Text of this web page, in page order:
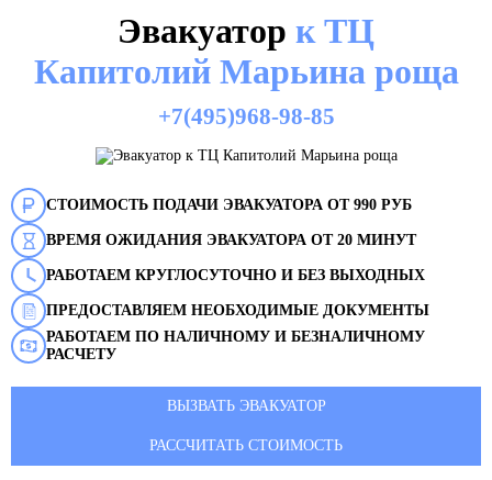
Эвакуатор к ТЦ
Капитолий Марьина роща
+7(495)968-98-85
СТОИМОСТЬ ПОДАЧИ ЭВАКУАТОРА ОТ 990 РУБ
ВРЕМЯ ОЖИДАНИЯ ЭВАКУАТОРА ОТ 20 МИНУТ
РАБОТАЕМ КРУГЛОСУТОЧНО И БЕЗ ВЫХОДНЫХ
ПРЕДОСТАВЛЯЕМ НЕОБХОДИМЫЕ ДОКУМЕНТЫ
РАБОТАЕМ ПО НАЛИЧНОМУ И БЕЗНАЛИЧНОМУ
РАСЧЕТУ
ВЫЗВАТЬ ЭВАКУАТОР
РАССЧИТАТЬ СТОИМОСТЬ